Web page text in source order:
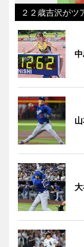
２２歳吉沢が